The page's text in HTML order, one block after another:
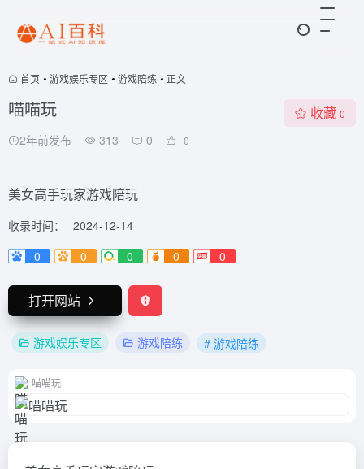
首页 • 游戏娱乐专区 • 游戏陪练 • 正文
喵喵玩
2年前发布 313 0 0
收藏 0
美女高手玩家游戏陪玩
收录时间：
2024-12-14
0
0 0 0 0
打开网站
游戏娱乐专区 游戏陪练 # 游戏陪练
喵喵玩